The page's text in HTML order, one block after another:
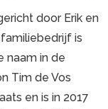
door Erik en
is
naam in de
Tim de Vos
en is in 2017